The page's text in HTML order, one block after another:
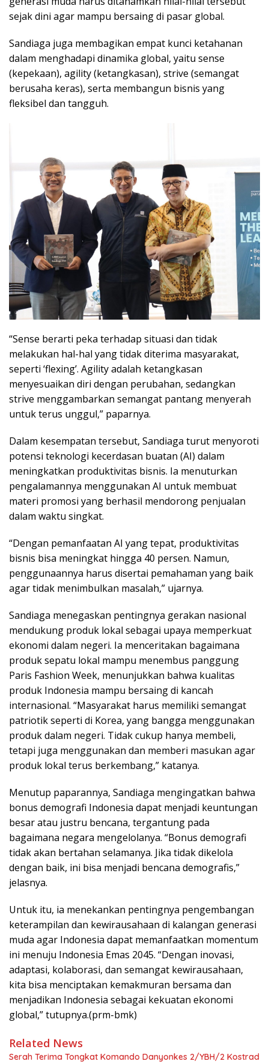
sejak dini agar mampu bersaing di pasar global.
Sandiaga juga membagikan empat kunci ketahanan
dalam menghadapi dinamika global, yaitu sense
(kepekaan), agility (ketangkasan), strive (semangat
berusaha keras), serta membangun bisnis yang
fleksibel dan tangguh.
“Sense berarti peka terhadap situasi dan tidak
melakukan hal-hal yang tidak diterima masyarakat,
seperti ‘flexing’. Agility adalah ketangkasan
menyesuaikan diri dengan perubahan, sedangkan
strive menggambarkan semangat pantang menyerah
untuk terus unggul,” paparnya.
Dalam kesempatan tersebut, Sandiaga turut menyoroti
potensi teknologi kecerdasan buatan (AI) dalam
meningkatkan produktivitas bisnis. Ia menuturkan
pengalamannya menggunakan AI untuk membuat
materi promosi yang berhasil mendorong penjualan
dalam waktu singkat.
“Dengan pemanfaatan AI yang tepat, produktivitas
bisnis bisa meningkat hingga 40 persen. Namun,
penggunaannya harus disertai pemahaman yang baik
agar tidak menimbulkan masalah,” ujarnya.
Sandiaga menegaskan pentingnya gerakan nasional
mendukung produk lokal sebagai upaya memperkuat
ekonomi dalam negeri. Ia menceritakan bagaimana
produk sepatu lokal mampu menembus panggung
Paris Fashion Week, menunjukkan bahwa kualitas
produk Indonesia mampu bersaing di kancah
internasional. “Masyarakat harus memiliki semangat
patriotik seperti di Korea, yang bangga menggunakan
produk dalam negeri. Tidak cukup hanya membeli,
tetapi juga menggunakan dan memberi masukan agar
produk lokal terus berkembang,” katanya.
Menutup paparannya, Sandiaga mengingatkan bahwa
bonus demografi Indonesia dapat menjadi keuntungan
besar atau justru bencana, tergantung pada
bagaimana negara mengelolanya. “Bonus demografi
tidak akan bertahan selamanya. Jika tidak dikelola
dengan baik, ini bisa menjadi bencana demografis,”
jelasnya.
Untuk itu, ia menekankan pentingnya pengembangan
keterampilan dan kewirausahaan di kalangan generasi
muda agar Indonesia dapat memanfaatkan momentum
ini menuju Indonesia Emas 2045. “Dengan inovasi,
adaptasi, kolaborasi, dan semangat kewirausahaan,
kita bisa menciptakan kemakmuran bersama dan
menjadikan Indonesia sebagai kekuatan ekonomi
global,” tutupnya.(prm-bmk)
Related News
Serah Terima Tongkat Komando Danyonkes 2/YBH/2 Kostrad